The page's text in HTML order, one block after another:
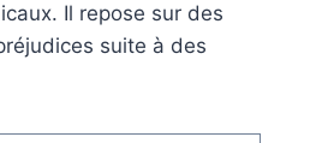
Il repose sur des
suite à des